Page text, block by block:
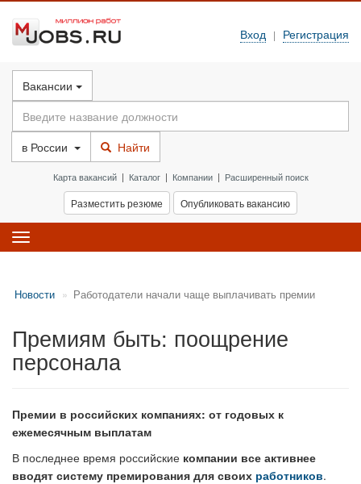
Вход | Регистрация
Вакансии
в России Найти
Карта вакансий| Каталог| Компании| Расширенный поиск
Разместить резюме Опубликовать вакансию
Toggle
navigation
Новости Работодатели начали чаще выплачивать премии
Премиям быть: поощрение
персонала
Премии в российских компаниях: от годовых к
ежемесячным выплатам
В последнее время российские компании все активнее
вводят систему премирования для своих работников.